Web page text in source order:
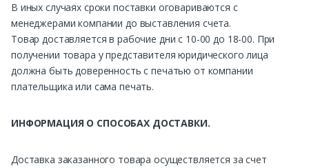
В иных случаях сроки поставки оговариваются с
менеджерами компании до выставления счета.
Товар доставляется в рабочие дни с 10-00 до 18-00. При
получении товара у представителя юридического лица
должна быть доверенность с печатью от компании
плательщика или сама печать.
ИНФОРМАЦИЯ О СПОСОБАХ ДОСТАВКИ.
Доставка заказанного товара осуществляется за счет